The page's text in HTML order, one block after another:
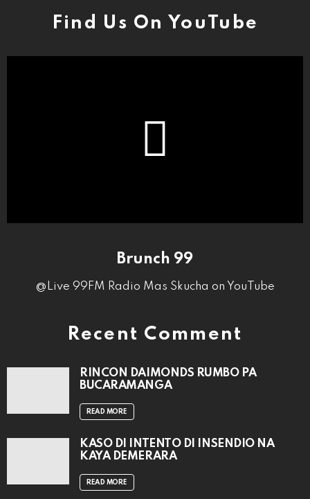
Find Us On YouTube
Brunch 99
@Live 99FM Radio Mas Skucha on YouTube
Recent Comment
RINCON DAIMONDS RUMBO PA
BUCARAMANGA
READ MORE
KASO DI INTENTO DI INSENDIO NA
KAYA DEMERARA
READ MORE